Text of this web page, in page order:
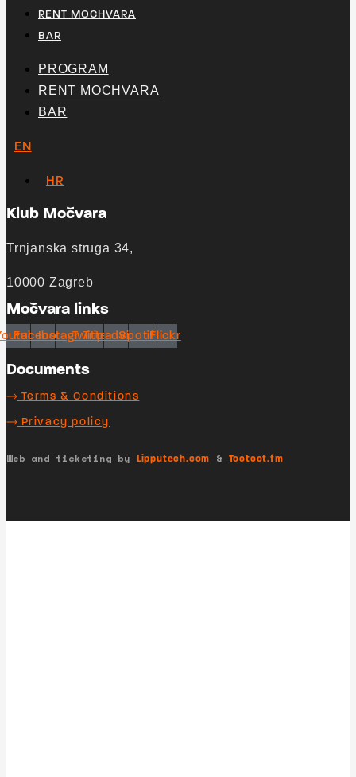
RENT MOCHVARA
BAR
PROGRAM
RENT MOCHVARA
BAR
EN
HR
Klub Močvara
Trnjanska struga 34,
10000 Zagreb
Močvara links
Facebook
Instagram
Twitter
Tripadvisor
SpotifyFlickr
Documents
Terms & Conditions
Privacy policy
Web and ticketing by Lipputech.com & Tootoot.fm